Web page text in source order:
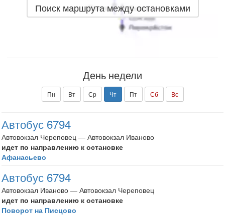
Поиск маршрута между остановками
День недели
Пн Вт Ср Чт Пт Сб Вс
Автобус 6794
Автовокзал Череповец — Автовокзал Иваново
идет по направлению к остановке
Афанасьево
Автобус 6794
Автовокзал Иваново — Автовокзал Череповец
идет по направлению к остановке
Поворот на Писцово